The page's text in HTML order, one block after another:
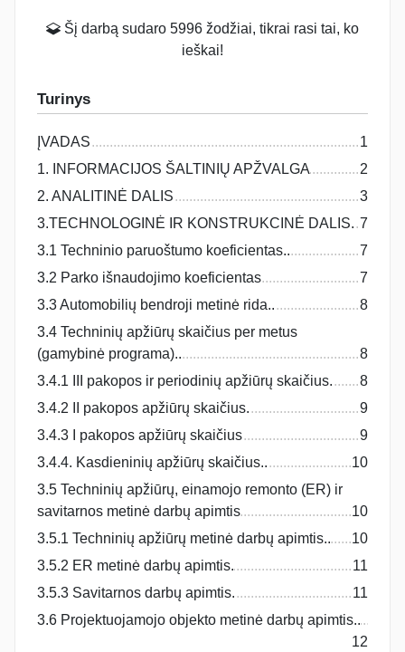
Šį darbą sudaro 5996 žodžiai, tikrai rasi tai, ko
ieškai!
Turinys
ĮVADAS
1
1. INFORMACIJOS ŠALTINIŲ APŽVALGA
2
2. ANALITINĖ DALIS
3
3.TECHNOLOGINĖ IR KONSTRUKCINĖ DALIS. 7
3.1 Techninio paruoštumo koeficientas..
7
3.2 Parko išnaudojimo koeficientas
7
3.3 Automobilių bendroji metinė rida..
8
3.4 Techninių apžiūrų skaičius per metus
(gamybinė programa)..
8
3.4.1 III pakopos ir periodinių apžiūrų skaičius.
8
3.4.2 II pakopos apžiūrų skaičius.
9
3.4.3 I pakopos apžiūrų skaičius
9
3.4.4. Kasdieninių apžiūrų skaičius..
10
3.5 Techninių apžiūrų, einamojo remonto (ER) ir
savitarnos metinė darbų apimtis
10
3.5.1 Techninių apžiūrų metinė darbų apimtis..
10
3.5.2 ER metinė darbų apimtis.
11
3.5.3 Savitarnos darbų apimtis.
11
3.6 Projektuojamojo objekto metinė darbų apimtis..
12